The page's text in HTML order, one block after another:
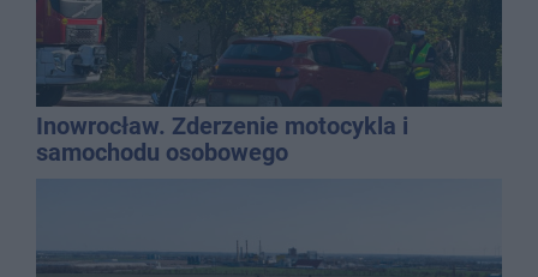
Inowrocław. Zderzenie motocykla i
samochodu osobowego